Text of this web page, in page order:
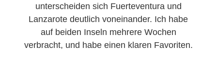
unterscheiden sich Fuerteventura und
Lanzarote deutlich voneinander. Ich habe
auf beiden Inseln mehrere Wochen
verbracht, und habe einen klaren Favoriten.